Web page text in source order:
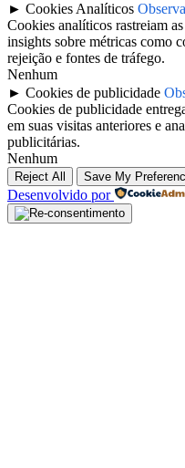
► Cookies Analíticos
Cookies analíticos rastreiam
insights sobre métricas como
rejeição e fontes de tráfego.
Nenhum
► Cookies de publicidade
Cookies de publicidade
em suas visitas anteriores e
publicitárias.
Nenhum
Reject All Save My
Desenvolvido por